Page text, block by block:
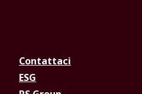
Contattaci
ESG